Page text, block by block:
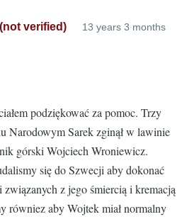
verified)
13 years 3 months
podziękować za pomoc. Trzy
Narodowym Sarek zginął w lawinie
górski Wojciech Wroniewicz.
się do Szwecji aby dokonać
z jego śmiercią i kremacją
równiez aby Wojtek miał normalny